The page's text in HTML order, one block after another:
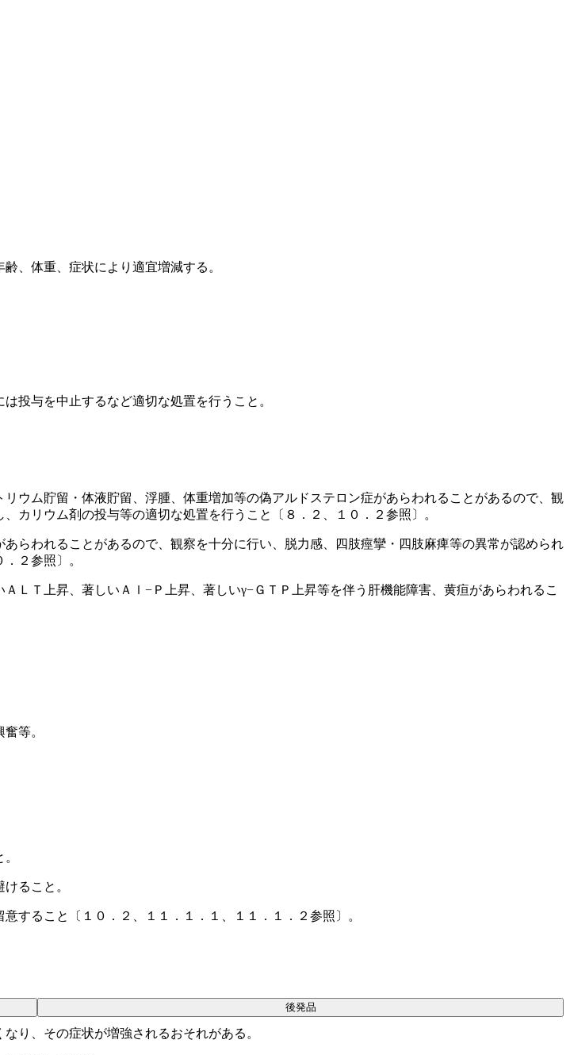
、体重、症状により適宜増減する。
投与を中止するなど適切な処置を行うこと。
ウム貯留・体液貯留、浮腫、体重増加等の偽アルドステロン症があらわれることがあるので、観
カリウム剤の投与等の適切な処置を行うこと〔８．２、１０．２参照〕。
らわれることがあるので、観察を十分に行い、脱力感、四肢痙攣・四肢麻痺等の異常が認められ
２参照〕。
Ｔ上昇、著しいＡｌ−Ｐ上昇、著しいγ−ＧＴＰ上昇等を伴う肝機能障害、黄疸があらわれるこ
等。
ること。
すること〔１０．２、１１．１．１、１１．１．２参照〕。
り、その症状が増強されるおそれがある。
後発品